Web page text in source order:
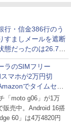
行・信金386行のう
すましメールを遮断
態だったのは26.7％
る～GMOブランド
ティ調査
ラのSIMフリー
マホが2万円切
でタイムセー
「moto g06」が1万
販売中。Android 16搭
60」は4万4820円